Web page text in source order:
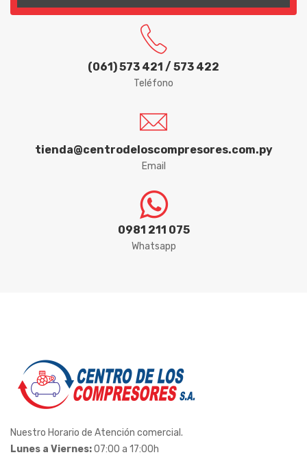
ICDER
LIDER
LONAFORTE
(061) 573 421 / 573 422
Teléfono
tienda@centrodeloscompresores.com.py
Email
0981 211 075
Whatsapp
Nuestro Horario de Atención comercial.
Lunes a Viernes:07:00 a 17:00h